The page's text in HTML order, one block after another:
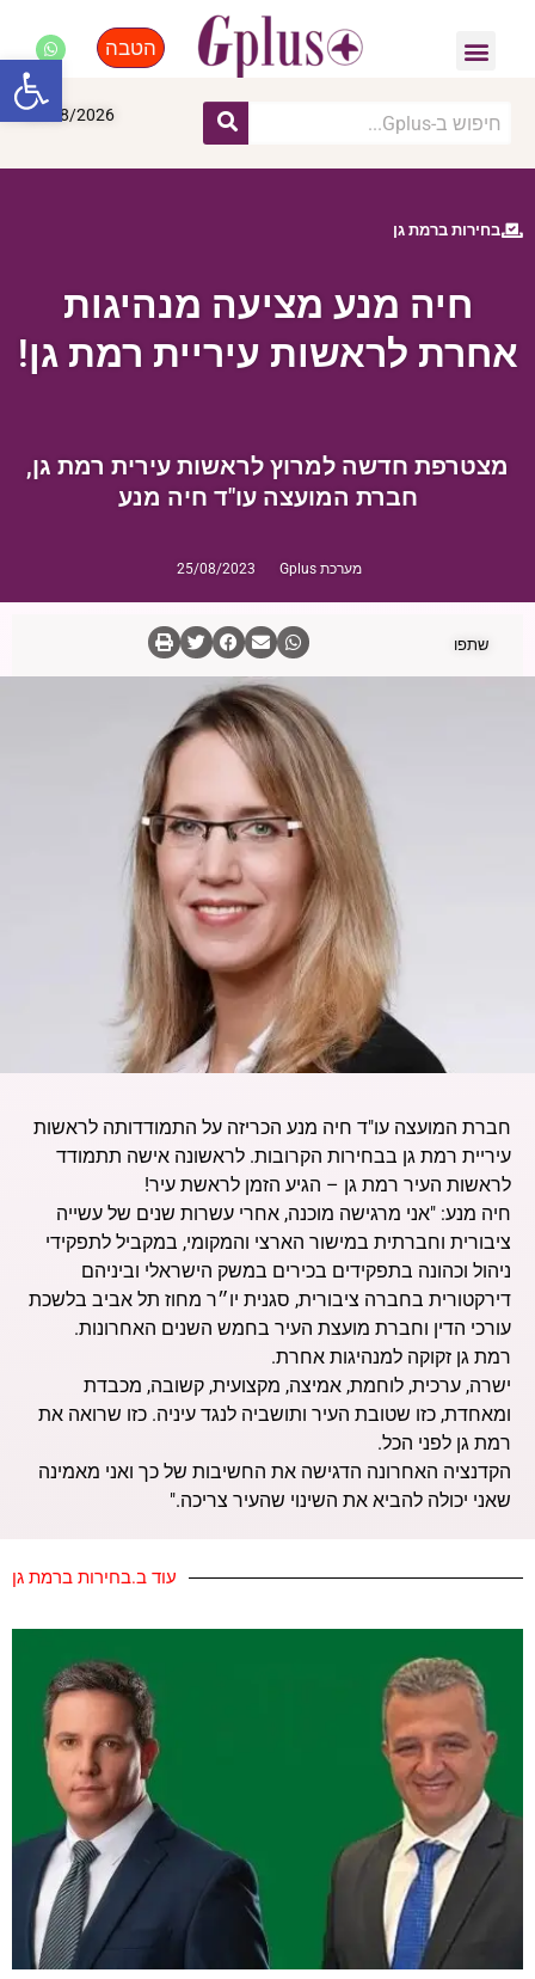
הטבה
09/08/2026
בחירות ברמת גן
חיה מנע מציעה מנהיגות
אחרת לראשות עיריית רמת גן!
מצטרפת חדשה למרוץ לראשות עירית רמת גן,
חברת המועצה עו"ד חיה מנע
מערכת Gplus 25/08/2023
שתפו
חברת המועצה עו"ד חיה מנע הכריזה על התמודדותה לראשות
עיריית רמת גן בבחירות הקרובות. לראשונה אישה תתמודד
לראשות העיר רמת גן – הגיע הזמן לראשת עיר!
חיה מנע: "אני מרגישה מוכנה, אחרי עשרות שנים של עשייה
ציבורית וחברתית במישור הארצי והמקומי, במקביל לתפקידי
ניהול וכהונה בתפקידים בכירים במשק הישראלי וביניהם
דירקטורית בחברה ציבורית, סגנית יו״ר מחוז תל אביב בלשכת
עורכי הדין וחברת מועצת העיר בחמש השנים האחרונות.
רמת גן זקוקה למנהיגות אחרת.
ישרה, ערכית, לוחמת, אמיצה, מקצועית, קשובה, מכבדת
ומאחדת, כזו שטובת העיר ותושביה לנגד עיניה. כזו שרואה את
רמת גן לפני הכל.
הקדנציה האחרונה הדגישה את החשיבות של כך ואני מאמינה
שאני יכולה להביא את השינוי שהעיר צריכה."
עוד ב.בחירות ברמת גן
פתח